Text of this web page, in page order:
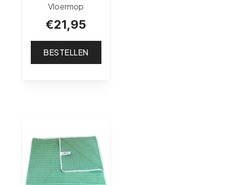
Vloermop
€21,95
BESTELLEN